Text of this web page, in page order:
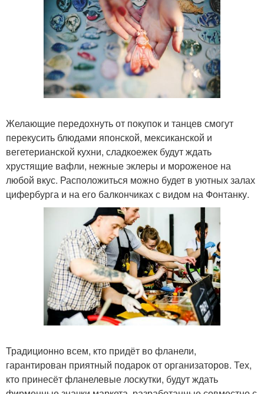
Желающие передохнуть от покупок и танцев смогут
перекусить блюдами японской, мексиканской и
вегетерианской кухни, сладкоежек будут ждать
хрустящие вафли, нежные эклеры и мороженое на
любой вкус. Расположиться можно будет в уютных залах
цифербурга и на его балкончиках с видом на Фонтанку.
Традиционно всем, кто придёт во фланели,
гарантирован приятный подарок от организаторов. Тех,
кто принесёт фланелевые лоскутки, будут ждать